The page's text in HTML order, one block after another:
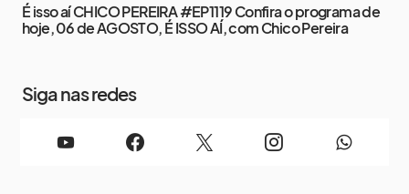
É isso aí CHICO PEREIRA #EP1119 Confira o programa de
hoje, 06 de AGOSTO, É ISSO AÍ, com Chico Pereira
Siga nas redes